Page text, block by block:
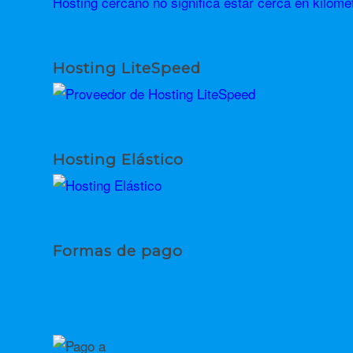
Hosting LiteSpeed
Hosting Elástico
Formas de pago